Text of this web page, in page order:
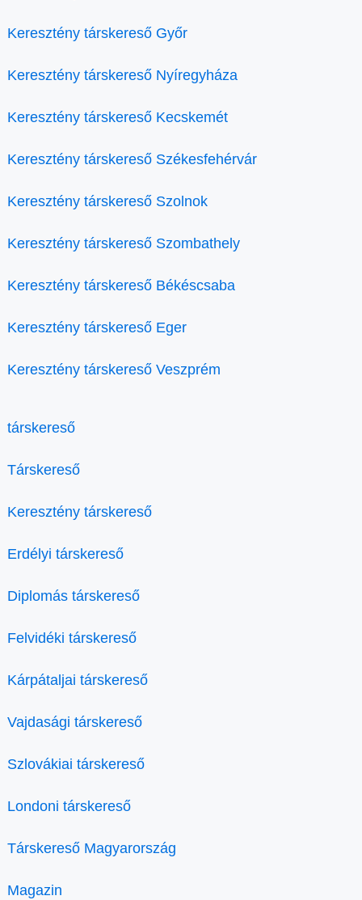
Keresztény társkereső Győr
Keresztény társkereső Nyíregyháza
Keresztény társkereső Kecskemét
Keresztény társkereső Székesfehérvár
Keresztény társkereső Szolnok
Keresztény társkereső Szombathely
Keresztény társkereső Békéscsaba
Keresztény társkereső Eger
Keresztény társkereső Veszprém
társkereső
Társkereső
Keresztény társkereső
Erdélyi társkereső
Diplomás társkereső
Felvidéki társkereső
Kárpátaljai társkereső
Vajdasági társkereső
Szlovákiai társkereső
Londoni társkereső
Társkereső Magyarország
Magazin